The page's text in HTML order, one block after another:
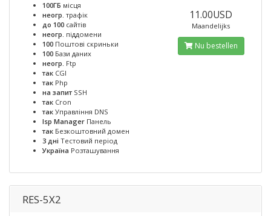
100ГБ місця
неогр. трафік
до 100 сайтів
неогр. піддомени
100 Поштові скриньки
100 Бази даних
неогр. Ftp
так CGI
так Php
на запит SSH
так Cron
так Управління DNS
Isp Manager Панель
так Безкоштовний домен
3 дні Тестовий період
Україна Розташування
11.00USD
Maandelijks
Nu bestellen
RES-5X2